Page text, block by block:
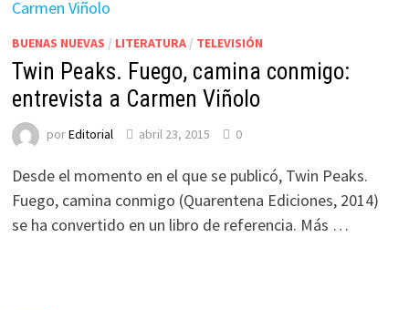
BUENAS NUEVAS / LITERATURA/ TELEVISIÓN
Twin Peaks. Fuego, camina conmigo:
entrevista a Carmen Viñolo
porEditorial abril 23, 2015 0
Desde el momento en el que se publicó, Twin Peaks.
Fuego, camina conmigo (Quarentena Ediciones, 2014)
se ha convertido en un libro de referencia. Más …